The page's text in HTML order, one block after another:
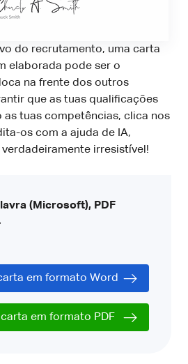
do recrutamento, uma carta
elaborada pode ser o
na frente dos outros
que as tuas qualificações
as tuas competências, clica nos
os com a ajuda de IA,
irresistível!
(Microsoft), PDF
em formato Word
em formato PDF